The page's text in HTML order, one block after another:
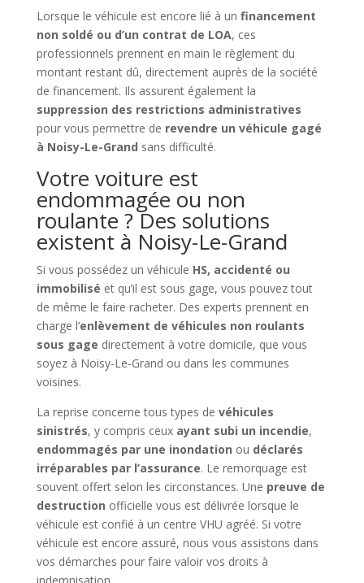
Lorsque le véhicule est encore lié à un financement
non soldé ou d’un contrat de LOA, ces
professionnels prennent en main le règlement du
montant restant dû, directement auprès de la société
de financement. Ils assurent également la
suppression des restrictions administratives
pour vous permettre de revendre un véhicule gagé
à Noisy-Le-Grand sans difficulté.
Votre voiture est
endommagée ou non
roulante ? Des solutions
existent à Noisy-Le-Grand
Si vous possédez un véhicule HS, accidenté ou
immobilisé et qu’il est sous gage, vous pouvez tout
de même le faire racheter. Des experts prennent en
charge l’enlèvement de véhicules non roulants
sous gage directement à votre domicile, que vous
soyez à Noisy-Le-Grand ou dans les communes
voisines.
La reprise concerne tous types de véhicules
sinistrés, y compris ceux ayant subi un incendie,
endommagés par une inondation ou déclarés
irréparables par l’assurance. Le remorquage est
souvent offert selon les circonstances. Une preuve de
destruction officielle vous est délivrée lorsque le
véhicule est confié à un centre VHU agréé. Si votre
véhicule est encore assuré, nous vous assistons dans
vos démarches pour faire valoir vos droits à
indemnisation.